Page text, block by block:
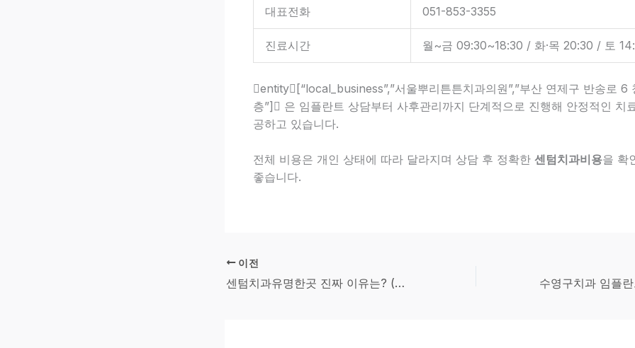
대표전화 051-853-3355
진료시간 월~금 09:30~18:30 / 화·목 20:30 / 토
entity[“local_business”,”서울뿌리튼튼치과의원”,”부산 연제구 반송로 6
층”] 은 임플란트 상담부터 사후관리까지 단계적으로 진행해 안정적인 치
공하고 있습니다.
전체 비용은 개인 상태에 따라 달라지며 상담 후 정확한 센텀치과비용을 확
좋습니다.
이전
센텀치과유명한곳 진짜 이유는? (임플란트 중심 분석)